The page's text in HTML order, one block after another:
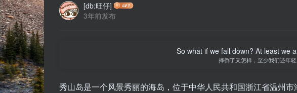
[db:旺仔]
3年前发布
So what if we fall down? At least we
摔倒了又怎样，至少我们还年轻
秀山岛是一个风景秀丽的海岛，位于中华人民共和国浙江省温州